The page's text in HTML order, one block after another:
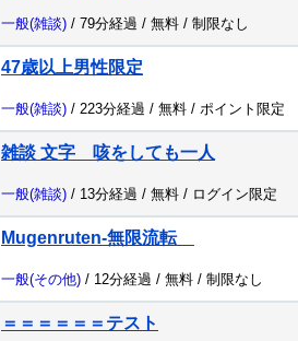
一般(雑談) / 79分経過 / 無料 / 制限なし
47歳以上男性限定
一般(雑談) / 223分経過 / 無料 / ポイント限定
雑談 文字 咳をしても一人
一般(雑談) / 13分経過 / 無料 / ログイン限定
Mugenruten-無限流転
一般(その他) / 12分経過 / 無料 / 制限なし
＝＝＝＝＝＝テスト